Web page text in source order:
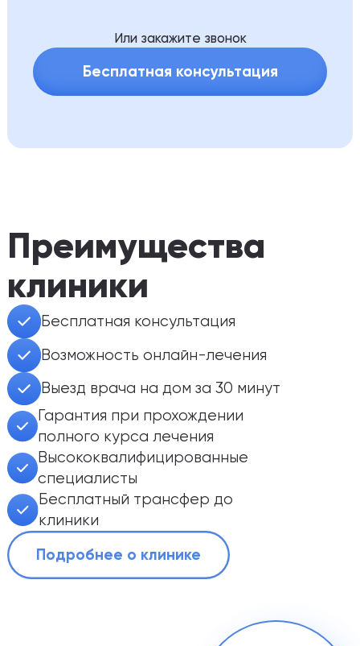
Записаться
поддержка семьи
Профессиональная детоксикация
Сбалансированное 3-разовое питание
Рекомендации для дальнейшего
Записаться
Или закажите звонок
Бесплатная консультация
Преимущества
клиники
Бесплатная консультация
Возможность онлайн-лечения
Выезд врача на дом за 30 минут
Гарантия при прохождении
полного курса лечения
Высококвалифицированные
специалисты
Бесплатный трансфер до
клиники
Подробнее о клинике